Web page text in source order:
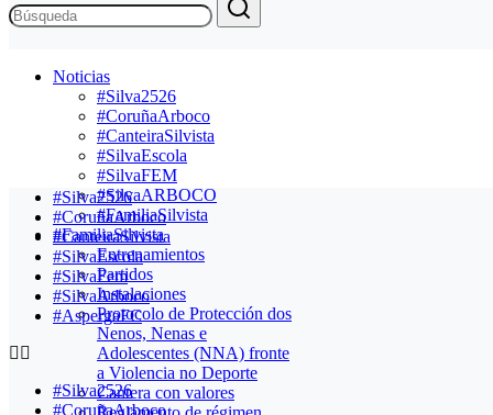
Noticias
#Silva2526
#CoruñaArboco
#CanteiraSilvista
#SilvaEscola
#SilvaFEM
#SilvaARBOCO
#FamiliaSilvista
#FamiliaSilvista
Entrenamientos
Partidos
Instalaciones
Protocolo de Protección dos
Nenos, Nenas e
Adolescentes (NNA) fronte
a Violencia no Deporte
Cantera con valores
#Silva2526
#CoruñaArboco
#CanteiraSilvista
#SilvaEscola
#SilvaFem
#SilvaArboco
#AspergaFC
#Silva2526
#CoruñaArboco